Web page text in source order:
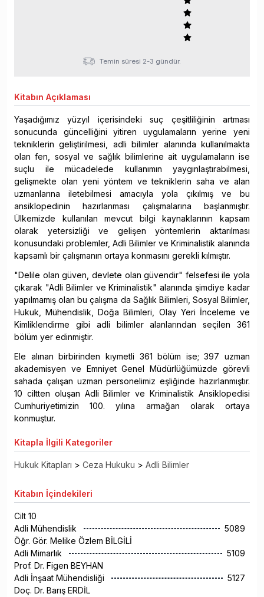
Temin süresi 2-3 gündür.
Kitabın Açıklaması
Yaşadığımız yüzyıl içerisindeki suç çeşitliliğinin artması
sonucunda güncelliğini yitiren uygulamaların yerine yeni
tekniklerin geliştirilmesi, adli bilimler alanında kullanılmakta
olan fen, sosyal ve sağlık bilimlerine ait uygulamaların ise
suçlu ile mücadelede kullanımın yaygınlaştırabilmesi,
gelişmekte olan yeni yöntem ve tekniklerin saha ve alan
uzmanlarına iletebilmesi amacıyla yola çıkılmış ve bu
ansiklopedinin hazırlanması çalışmalarına başlanmıştır.
Ülkemizde kullanılan mevcut bilgi kaynaklarının kapsam
olarak yetersizliği ve gelişen yöntemlerin aktarılması
konusundaki problemler, Adli Bilimler ve Kriminalistik alanında
kapsamlı bir çalışmanın ortaya konmasını gerekli kılmıştır.
"Delile olan güven, devlete olan güvendir" felsefesi ile yola
çıkarak "Adli Bilimler ve Kriminalistik" alanında şimdiye kadar
yapılmamış olan bu çalışma da Sağlık Bilimleri, Sosyal Bilimler,
Hukuk, Mühendislik, Doğa Bilimleri, Olay Yeri İnceleme ve
Kimliklendirme gibi adli bilimler alanlarından seçilen 361
bölüm yer edinmiştir.
Ele alınan birbirinden kıymetli 361 bölüm ise; 397 uzman
akademisyen ve Emniyet Genel Müdürlüğümüzde görevli
sahada çalışan uzman personelimiz eşliğinde hazırlanmıştır.
10 ciltten oluşan Adli Bilimler ve Kriminalistik Ansiklopedisi
Cumhuriyetimizin 100. yılına armağan olarak ortaya
konmuştur.
Kitapla İlgili Kategoriler
Hukuk Kitapları > Ceza Hukuku > Adli Bilimler
Kitabın İçindekileri
Cilt 10
Adli Mühendislik
5089
Öğr. Gör. Melike Özlem BİLGİLİ
Adli Mimarlık
5109
Prof. Dr. Figen BEYHAN
Adli İnşaat Mühendisliği
5127
Doç. Dr. Barış ERDİL